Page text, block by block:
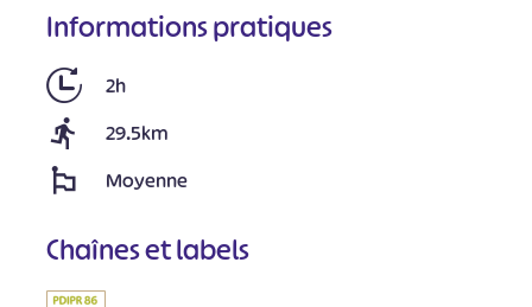
Informations pratiques
2h
29.5km
Moyenne
Chaînes et labels